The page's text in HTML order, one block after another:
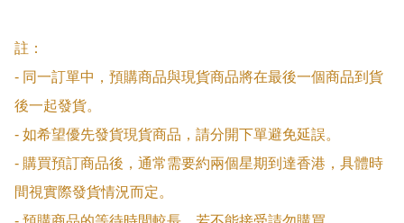
註：
- 同一訂單中，預購商品與現貨商品將在最後一個商品到貨
後一起發貨。
- 如希望優先發貨現貨商品，請分開下單避免延誤。
- 購買預訂商品後，通常需要約兩個星期到達香港，具體時
間視實際發貨情況而定。